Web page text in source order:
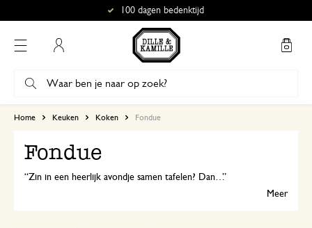
100 dagen bedenktijd
Home Keuken Koken Fondue
Fondue
Zin in een heerlijk avondje samen tafelen? Dan zet je de fonduepan op tafel voor bijvoorbeeld een fijne kaasfondue. Je vindt hier alles wat je nodig hebt voor een echte fondueavond, van brander tot onderstel én fondue vorkjes.
Meer